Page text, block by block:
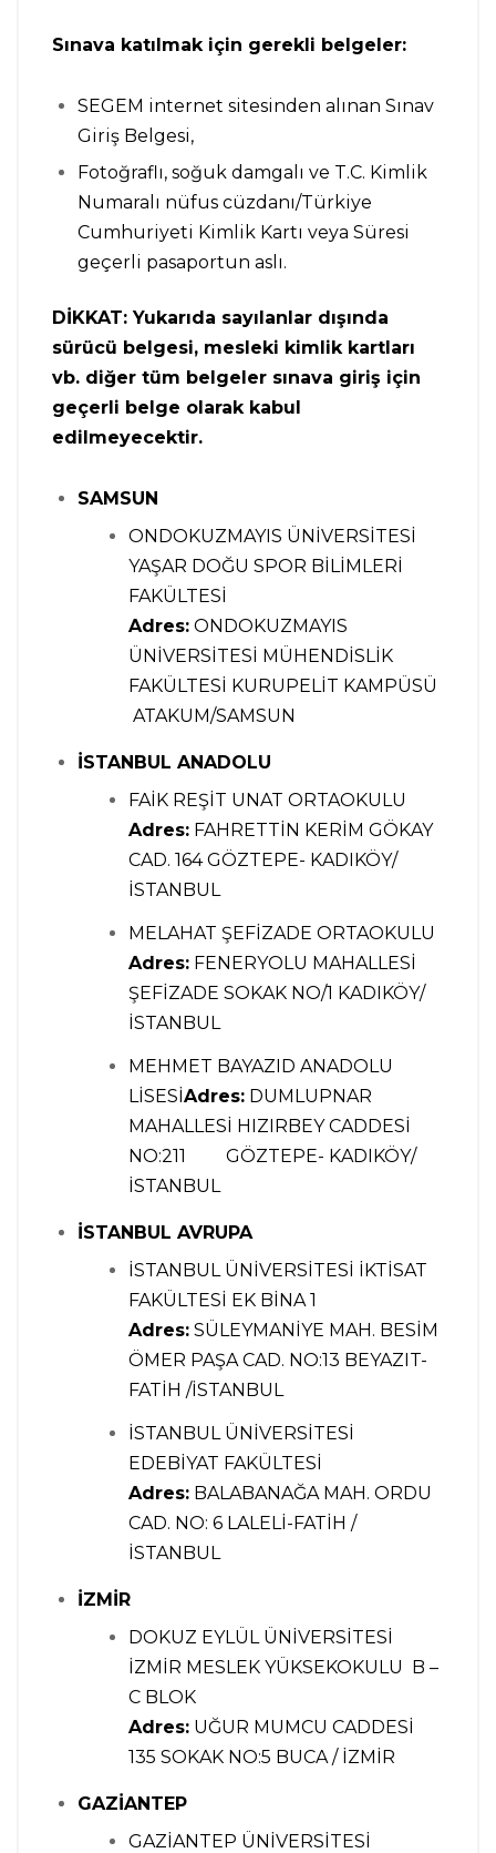
Sınava katılmak için gerekli belgeler:
SEGEM internet sitesinden alınan Sınav
Giriş Belgesi,
Fotoğraflı, soğuk damgalı ve T.C. Kimlik
Numaralı nüfus cüzdanı/Türkiye
Cumhuriyeti Kimlik Kartı veya Süresi
geçerli pasaportun aslı.
DİKKAT: Yukarıda sayılanlar dışında
sürücü belgesi, mesleki kimlik kartları
vb. diğer tüm belgeler sınava giriş için
geçerli belge olarak kabul
edilmeyecektir.
SAMSUN
ONDOKUZMAYIS ÜNİVERSİTESİ
YAŞAR DOĞU SPOR BİLİMLERİ
FAKÜLTESİ
Adres: ONDOKUZMAYIS
ÜNİVERSİTESİ MÜHENDİSLİK
FAKÜLTESİ KURUPELİT KAMPÜSÜ
ATAKUM/SAMSUN
İSTANBUL ANADOLU
FAİK REŞİT UNAT ORTAOKULU
Adres: FAHRETTİN KERİM GÖKAY
CAD. 164 GÖZTEPE- KADIKÖY/
İSTANBUL
MELAHAT ŞEFİZADE ORTAOKULU
Adres: FENERYOLU MAHALLESİ
ŞEFİZADE SOKAK NO/1 KADIKÖY/
İSTANBUL
MEHMET BAYAZID ANADOLU
LİSESİAdres: DUMLUPNAR
MAHALLESİ HIZIRBEY CADDESİ
NO:211 GÖZTEPE- KADIKÖY/
İSTANBUL
İSTANBUL AVRUPA
İSTANBUL ÜNİVERSİTESİ İKTİSAT
FAKÜLTESİ EK BİNA 1
Adres: SÜLEYMANİYE MAH. BESİM
ÖMER PAŞA CAD. NO:13 BEYAZIT-
FATİH /İSTANBUL
İSTANBUL ÜNİVERSİTESİ
EDEBİYAT FAKÜLTESİ
Adres: BALABANAĞA MAH. ORDU
CAD. NO: 6 LALELİ-FATİH /
İSTANBUL
İZMİR
DOKUZ EYLÜL ÜNİVERSİTESİ
İZMİR MESLEK YÜKSEKOKULU B –
C BLOK
Adres: UĞUR MUMCU CADDESİ
135 SOKAK NO:5 BUCA / İZMİR
GAZİANTEP
GAZİANTEP ÜNİVERSİTESİ